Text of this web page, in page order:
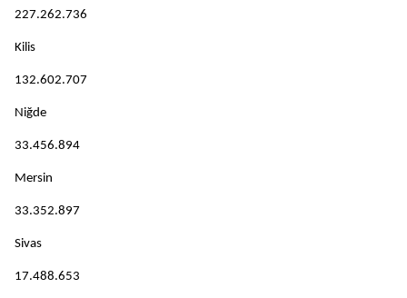
227.262.736
Kilis
132.602.707
Niğde
33.456.894
Mersin
33.352.897
Sivas
17.488.653